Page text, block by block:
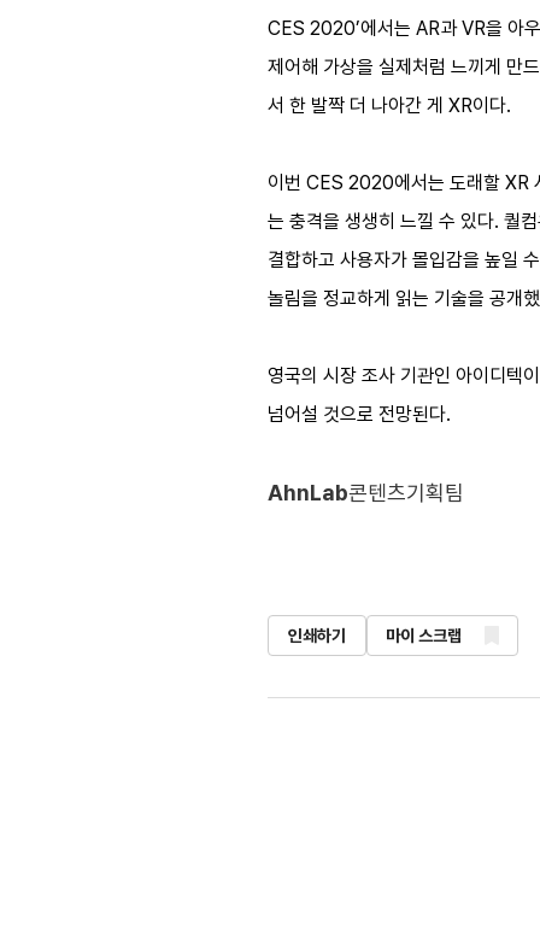
CES 2020’에서는 AR과 VR을 아
제어해 가상을 실제처럼 느끼게 만
서 한 발짝 더 나아간 게 XR이다.
이번 CES 2020에서는 도래할 XR
는 충격을 생생히 느낄 수 있다. 퀄
결합하고 사용자가 몰입감을 높일
놀림을 정교하게 읽는 기술을 공개
영국의 시장 조사 기관인 아이디텍
넘어설 것으로 전망된다.
AhnLab콘텐츠기획팀
인쇄하기 마이 스크랩